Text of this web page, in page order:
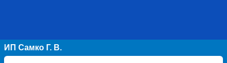
ИП Самко Г. В.